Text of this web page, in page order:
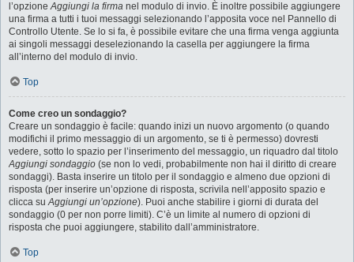
l’opzioneAggiungi la firma nel modulo di invio. È inoltre possibile aggiungere
una firma a tutti i tuoi messaggi selezionando l’apposita voce nel Pannello di
Controllo Utente. Se lo si fa, è possibile evitare che una firma venga aggiunta
ai singoli messaggi deselezionando la casella per aggiungere la firma
all’interno del modulo di invio.
Top
Come creo un sondaggio?
Creare un sondaggio è facile: quando inizi un nuovo argomento (o quando
modifichi il primo messaggio di un argomento, se ti è permesso) dovresti
vedere, sotto lo spazio per l’inserimento del messaggio, un riquadro dal titolo
Aggiungi sondaggio (se non lo vedi, probabilmente non hai il diritto di creare
sondaggi). Basta inserire un titolo per il sondaggio e almeno due opzioni di
risposta (per inserire un’opzione di risposta, scrivila nell’apposito spazio e
clicca suAggiungi un’opzione). Puoi anche stabilire i giorni di durata del
sondaggio (0 per non porre limiti). C’è un limite al numero di opzioni di
risposta che puoi aggiungere, stabilito dall’amministratore.
Top